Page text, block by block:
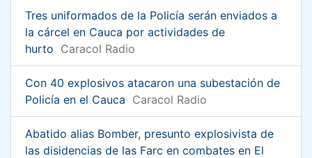
Tres uniformados de la Policía serán enviados a
la cárcel en Cauca por actividades de
hurto Caracol Radio
Con 40 explosivos atacaron una subestación de
Policía en el Cauca Caracol Radio
Abatido alias Bomber, presunto explosivista de
las disidencias de las Farc en combates en El